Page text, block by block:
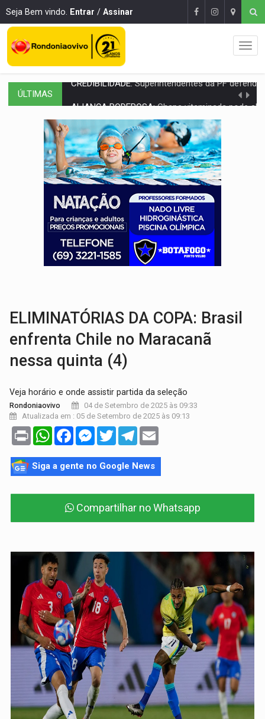
Seja Bem vindo. Entrar / Assinar
ÚLTIMAS Chapa vitaminada pode alcançar larga e boa
SÃO PAULO:PM abre concurso público com 2.000 vagas para
CINEAMAZÔNIA:Filmes rondonienses provocam debate sobre temas urgentes
Publicação Legal:AVISO DE LICITAÇÃO: PREGÃO ELETRÔNICO Nº
RUA DAS PENHAS:MPRO promove intervenção artística pelos
PEDIDO DE PROVIDÊNCIA: Erosão ameaça acesso a bairros às margens do
ELEIÇÕES 2026:Policial candidato a deputado federal do PL declara
Publicação Legal:AVISO DE LICITAÇÃO: PREGÃO ELETRÔNICO N.°
CREDIBILIDADE:
ELIMINATÓRIAS DA COPA: Brasil
enfrenta Chile no Maracanã
nessa quinta (4)
Veja horário e onde assistir partida da seleção
Rondoniaovivo
04 de Setembro de 2025 às 09:33
Atualizada em : 05 de Setembro de 2025 às 09:13
Print WhatsAppFacebookMessenger
TwitterTelegram
Siga a gente no Google News
Compartilhar no Whatsapp